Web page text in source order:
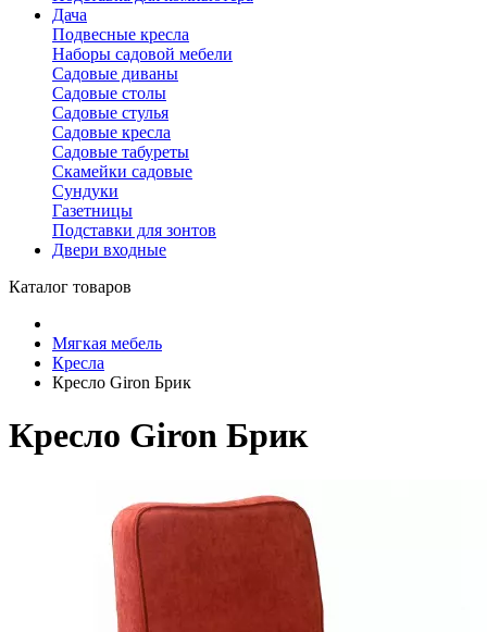
Дача
Подвесные кресла
Наборы садовой мебели
Садовые диваны
Садовые столы
Садовые стулья
Садовые кресла
Садовые табуреты
Скамейки садовые
Сундуки
Газетницы
Подставки для зонтов
Двери входные
Каталог товаров
Мягкая мебель
Кресла
Кресло Giron Брик
Кресло Giron Брик